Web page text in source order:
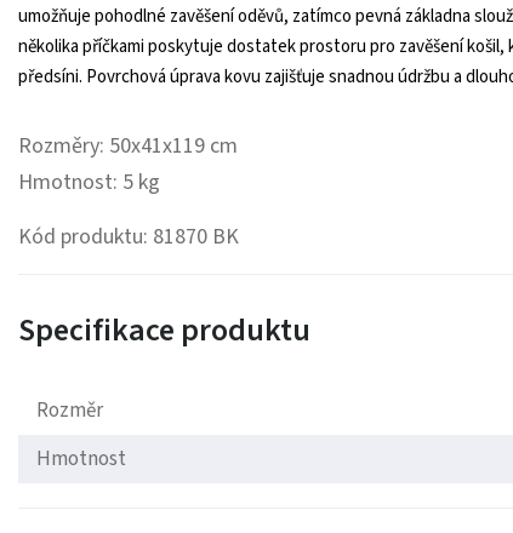
umožňuje pohodlné zavěšení oděvů, zatímco pevná základna
několika příčkami poskytuje dostatek prostoru pro zavěšení
předsíni. Povrchová úprava kovu zajišťuje snadnou údržbu a
Rozměry: 50x41x119 cm
Hmotnost: 5 kg
Kód produktu: 81870 BK
Specifikace produktu
Rozměr
Hmotnost